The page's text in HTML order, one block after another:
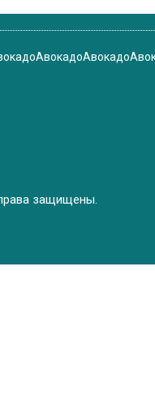
АвокадоАвокадо
защищены.